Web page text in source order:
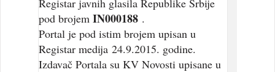
Registar javnih glasila Republike Srbije
pod brojemIN000188 .
Portal je pod istim brojem upisan u
Registar medija 24.9.2015. godine.
Izdavač Portala su KV Novosti upisane u